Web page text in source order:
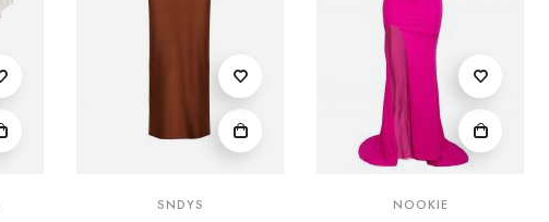
SNDYS NOOKIE